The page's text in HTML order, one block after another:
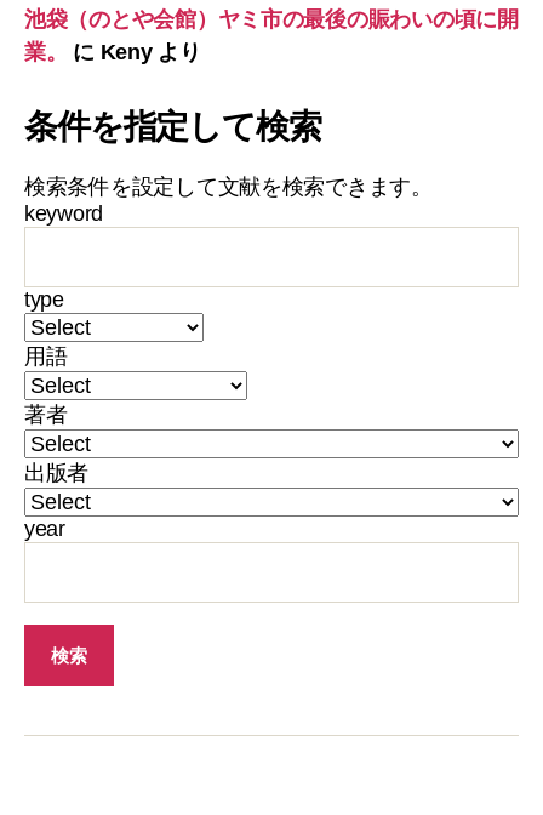
池袋（のとや会館）ヤミ市の最後の賑わいの頃に開
業。
に Kenyより
条件を指定して検索
検索条件を設定して文献を検索できます。
keyword
type
用語
著者
出版者
year